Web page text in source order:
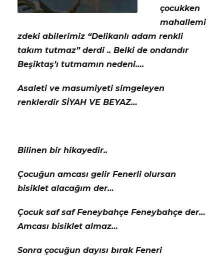
çocukken
mahallemi
zdeki abilerimiz “Delikanlı adam renkli
takım tutmaz” derdi .. Belki de ondandır
Beşiktaş’ı tutmamın nedeni….
Asaleti ve masumiyeti simgeleyen
renklerdir SİYAH VE BEYAZ…
Bilinen bir hikayedir..
Çocuğun amcası gelir Fenerli olursan
bisiklet alacağım der…
Çocuk saf saf Feneybahçe Feneybahçe der…
Amcası bisiklet almaz…
Sonra çocuğun dayısı bırak Feneri